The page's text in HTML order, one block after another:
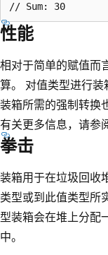
性能
相对于简单的赋值而
算。 对值类型进行
装箱所需的强制转换
有关更多信息，请参
拳击
装箱用于在垃圾回收
类型或到此值类型所
型装箱会在堆上分配
中。